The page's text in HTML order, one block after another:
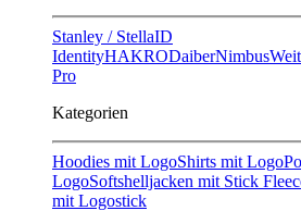
Stanley / StellaID
IdentityHAKRODaiberNimbus
Pro
Kategorien
Hoodies mit LogoShirts mit Logo
LogoSoftshelljacken mit Stick
mit Logostick